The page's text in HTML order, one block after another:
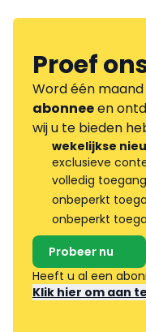
Proef
Word één
abonneeen
wij u te bieden
wekelijkse
exclusieve
volledig
onbeperkt
onbeperkt
Probeer nu
Heeft u al een
Klik hier om aan